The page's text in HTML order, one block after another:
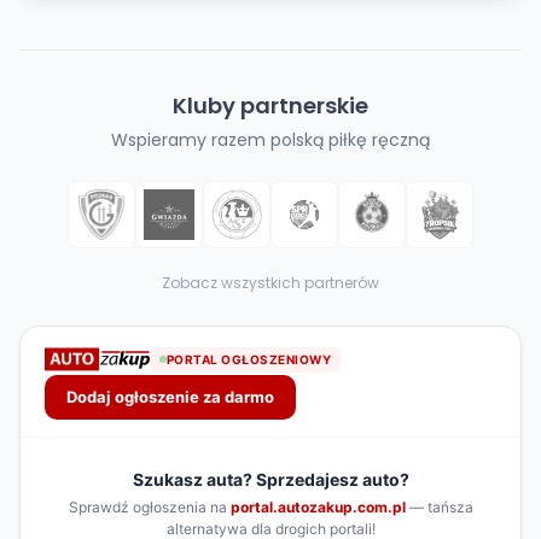
Kluby partnerskie
Wspieramy razem polską piłkę ręczną
Zobacz wszystkich partnerów